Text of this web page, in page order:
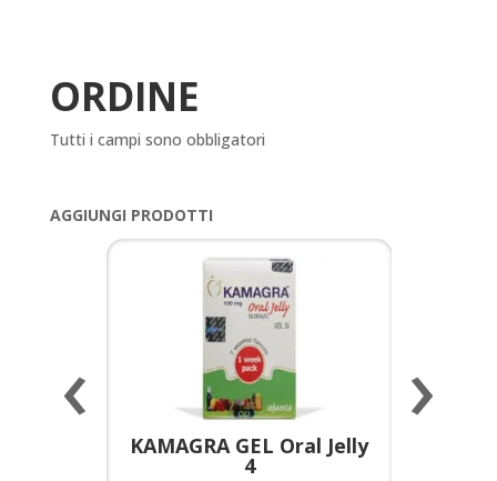
ORDINE
Tutti i campi sono obbligatori
AGGIUNGI PRODOTTI
KAMAGRA GEL Oral Jelly
4
‹ ›